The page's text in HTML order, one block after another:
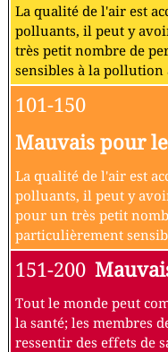
La qualité de l'air est
polluants, il peut y
très petit nombre de
sensibles à la pollution
101-150
Mauvais pour
La qualité de l'air est
polluants, il peut y
pour un très petit
particulièrement
151-200
Tout le monde peut
la santé; les membres
ressentir des effets de